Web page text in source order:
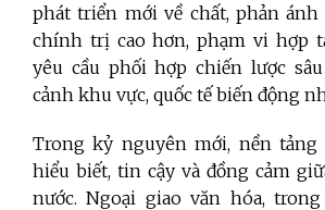
phát triển mới về chất, phản
chính trị cao hơn, phạm vi hợp
yêu cầu phối hợp chiến lược
cảnh khu vực, quốc tế biến động
Trong kỷ nguyên mới, nền
hiểu biết, tin cậy và đồng cảm
nước. Ngoại giao văn hóa,